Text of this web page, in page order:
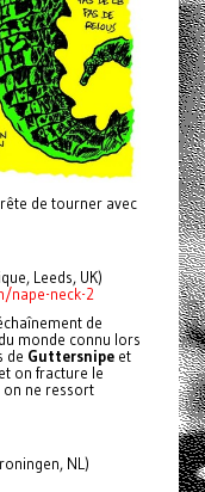
de tourner avec
Leeds, UK)
nape-neck-2
de
monde connu lors
de Guttersnipeet
on fracture le
on ne ressort
NL)